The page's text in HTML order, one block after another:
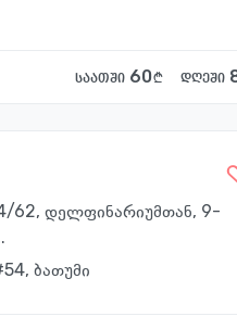
საათში 60 დღეში
62, დელფინარიუმთან, 9-
ბათუმი